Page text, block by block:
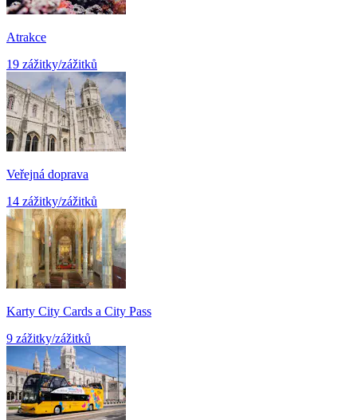
Atrakce
19 zážitky/zážitků
Veřejná doprava
14 zážitky/zážitků
Karty City Cards a City Pass
9 zážitky/zážitků